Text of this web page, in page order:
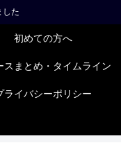
した
初めての方へ
スまとめ・タイムライン
ライバシーポリシー